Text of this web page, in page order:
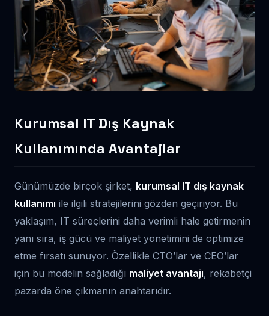
Kurumsal IT Dış Kaynak
Kullanımında Avantajlar
Günümüzde birçok şirket, kurumsal IT dış kaynak
kullanımı ile ilgili stratejilerini gözden geçiriyor. Bu
yaklaşım, IT süreçlerini daha verimli hale getirmenin
yanı sıra, iş gücü ve maliyet yönetimini de optimize
etme fırsatı sunuyor. Özellikle CTO’lar ve CEO’lar
için bu modelin sağladığı maliyet avantajı, rekabetçi
pazarda öne çıkmanın anahtarıdır.